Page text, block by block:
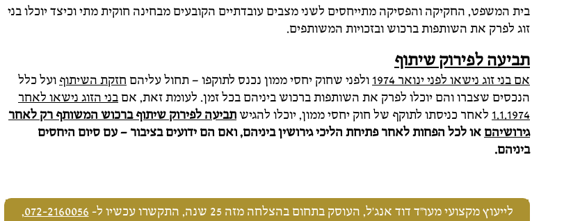
בית המשפט, החקיקה והפסיקה מתייחסים לשני מצבים עובדתיים הקובעים מבחינה חוקית מתי וכיצד יוכלו בני
זוג לפרק את השותפות ברכוש ובזכויות המשותפים.
תביעה לפירוק שיתוף
אם בני זוג נישאו לפני ינואר 1974 ולפני שחוק יחסי ממון נכנס לתוקפו – תחול עליהם חזקת השיתוף ועל כלל
הנכסים שצברו והם יוכלו לפרק את השותפות ברכוש ביניהם בכל זמן. לעומת זאת, אם בני הזוג נישאו לאחר
1.1.1974 לאחר כניסתו לתוקף של חוק יחסי ממון, יוכלו להגישתביעה לפירוק שיתוף ברכוש המשותף רק לאחר
גירושיהם או לכל הפחות לאחר פתיחת הליכי גירושין ביניהם, ואם הם ידועים בציבור – עם סיום היחסים
ביניהם.
לייעוץ מקצועי מעו"ד דוד אנג'ל, העוסק בתחום בהצלחה מזה 25 שנה, התקשרו עכשיו ל- 072-2160056
,